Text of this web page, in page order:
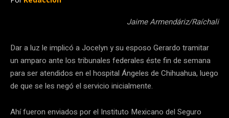
Jaime Armendáriz/Raíchali
Dar a luz le implicó a Jocelyn y su esposo Gerardo tramitar
un amparo ante los tribunales federales éste fin de semana
para ser atendidos en el hospital Ángeles de Chihuahua, luego
de que se les negó el servicio inicialmente.
Ahí fueron enviados por el Instituto Mexicano del Seguro